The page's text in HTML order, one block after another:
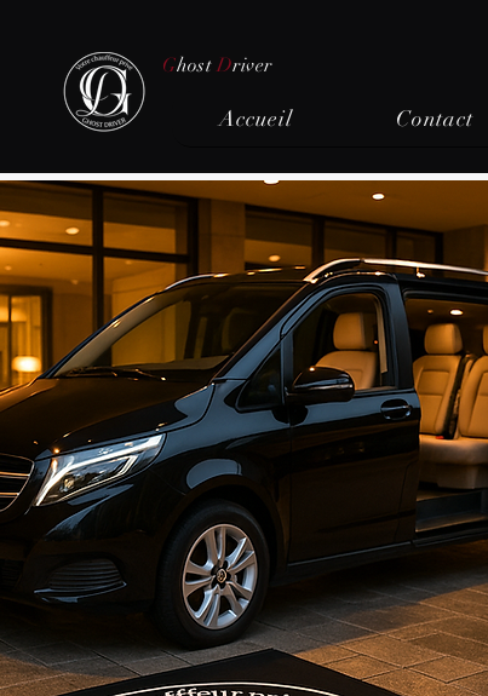
Ghost Driver
Accueil Contact